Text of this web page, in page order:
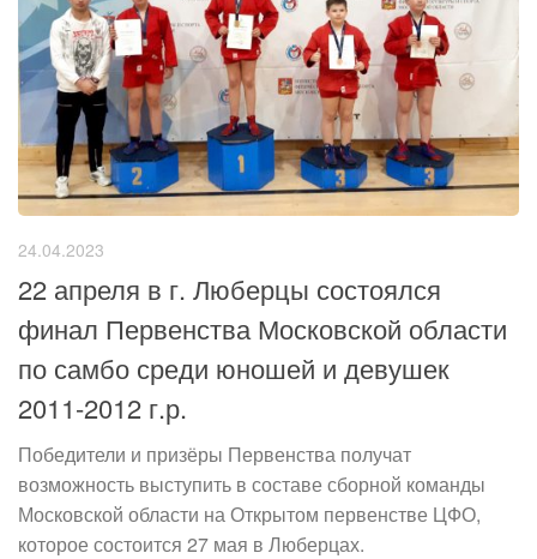
24.04.2023
22 апреля в г. Люберцы состоялся
финал Первенства Московской области
по самбо среди юношей и девушек
2011-2012 г.р.
Победители и призёры Первенства получат
возможность выступить в составе сборной команды
Московской области на Открытом первенстве ЦФО,
которое состоится 27 мая в Люберцах.